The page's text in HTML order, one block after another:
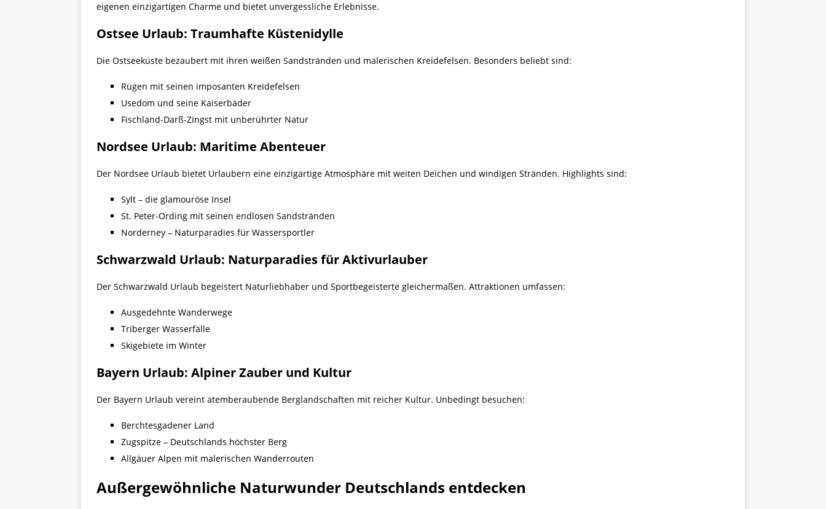
eigenen einzigartigen Charme und bietet unvergessliche Erlebnisse.
Ostsee Urlaub: Traumhafte Küstenidylle
Die Ostseeküste bezaubert mit ihren weißen Sandstränden und malerischen Kreidefelsen. Besonders beliebt sind:
Rügen mit seinen imposanten Kreidefelsen
Usedom und seine Kaiserbäder
Fischland-Darß-Zingst mit unberührter Natur
Nordsee Urlaub: Maritime Abenteuer
Der Nordsee Urlaub bietet Urlaubern eine einzigartige Atmosphäre mit weiten Deichen und windigen Stränden. Highlights sind:
Sylt – die glamouröse Insel
St. Peter-Ording mit seinen endlosen Sandstränden
Norderney – Naturparadies für Wassersportler
Schwarzwald Urlaub: Naturparadies für Aktivurlauber
Der Schwarzwald Urlaub begeistert Naturliebhaber und Sportbegeisterte gleichermaßen. Attraktionen umfassen:
Ausgedehnte Wanderwege
Triberger Wasserfälle
Skigebiete im Winter
Bayern Urlaub: Alpiner Zauber und Kultur
Der Bayern Urlaub vereint atemberaubende Berglandschaften mit reicher Kultur. Unbedingt besuchen:
Berchtesgadener Land
Zugspitze – Deutschlands höchster Berg
Allgäuer Alpen mit malerischen Wanderrouten
Außergewöhnliche Naturwunder Deutschlands entdecken